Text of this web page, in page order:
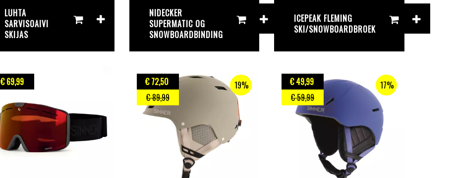
LUHTA
SARVISOAIVI
SKIJAS
NIDECKER
SUPERMATIC OG
SNOWBOARDBINDING
ICEPEAK FLEMING
SKI/SNOWBOARDBROEK
€ 69,99 € 72,50
€ 89,99
19% € 49,99
€ 59,99
17%